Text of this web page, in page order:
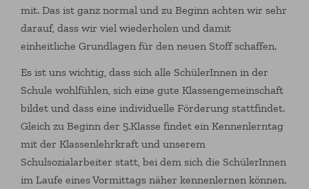
mit. Das ist ganz normal und zu Beginn achten wir sehr
darauf, dass wir viel wiederholen und damit
einheitliche Grundlagen für den neuen Stoff schaffen.
Es ist uns wichtig, dass sich alle SchülerInnen in der
Schule wohlfühlen, sich eine gute Klassengemeinschaft
bildet und dass eine individuelle Förderung stattfindet.
Gleich zu Beginn der 5.Klasse findet ein Kennenlerntag
mit der Klassenlehrkraft und unserem
Schulsozialarbeiter statt, bei dem sich die SchülerInnen
im Laufe eines Vormittags näher kennenlernen können.